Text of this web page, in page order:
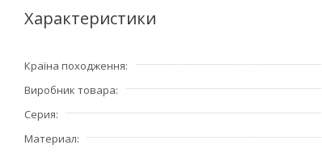
Характеристики
Країна походження
Виробник товара
Серия
Материал